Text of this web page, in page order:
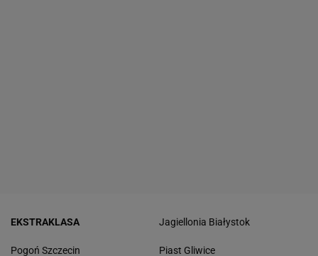
EKSTRAKLASA
Pogoń Szczecin
Jagiellonia Białystok
Piast Gliwice